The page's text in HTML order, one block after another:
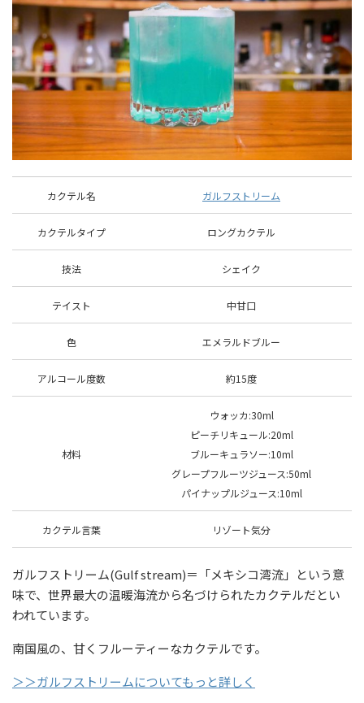
カクテル名 ガルフストリーム
カクテルタイプ ロングカクテル
技法 シェイク
テイスト 中甘口
色 エメラルドブルー
アルコール度数 約15度
材料
ウォッカ:30ml
ピーチリキュール:20ml
ブルーキュラソー:10ml
グレープフルーツジュース:50ml
パイナップルジュース:10ml
カクテル言葉 リゾート気分
ガルフストリーム(Gulf stream)＝「メキシコ湾流」という意
味で、世界最大の温暖海流から名づけられたカクテルだとい
われています。
南国風の、甘くフルーティーなカクテルです。
＞＞ガルフストリームについてもっと詳しく